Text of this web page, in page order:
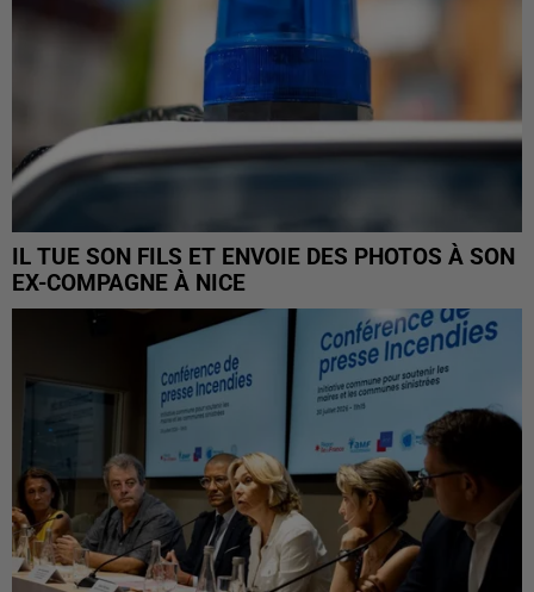
IL TUE SON FILS ET ENVOIE DES PHOTOS À SON
EX-COMPAGNE À NICE